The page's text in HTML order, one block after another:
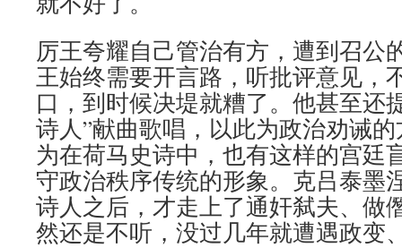
厉王夸耀自己管治有方，遭到召公
王始终需要开言路，听批评意见，
口，到时候决堤就糟了。他甚至还
诗人”献曲歌唱，以此为政治劝诫
为在荷马史诗中，也有这样的宫廷
守政治秩序传统的形象。克吕泰墨
诗人之后，才走上了通奸弑夫、做
然还是不听，没过几年就遭遇政变